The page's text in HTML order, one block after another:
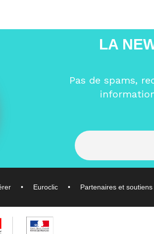
LA
Pas de spams,
Euroclic Partenaires et soutiens